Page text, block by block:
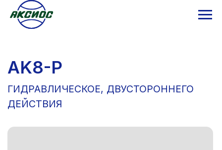
ГИДРАВЛИЧЕСКОЕ, ДВУСТОРОННЕГО
ДЕЙСТВИЯ